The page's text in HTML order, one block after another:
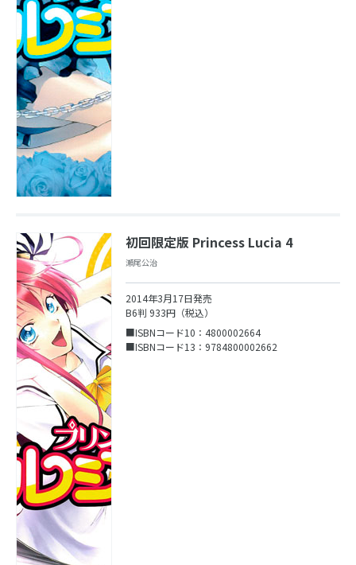
初回限定版 Princess Lucia 4
瀬尾公治
2014年3月17日発売
B6判 933円（税込）
■ISBNコード10：4800002664
■ISBNコード13：9784800002662